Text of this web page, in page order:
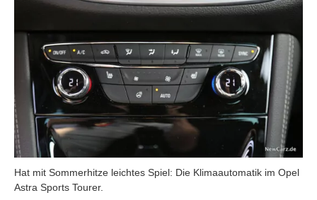
Hat mit Sommerhitze leichtes Spiel: Die Klimaautomatik im Opel
Astra Sports Tourer.